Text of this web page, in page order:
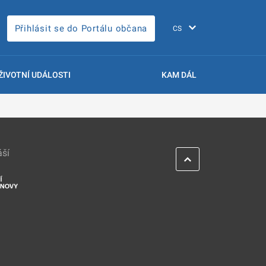
Přihlásit se do Portálu občana
UDÁLOSTI KAM DÁL